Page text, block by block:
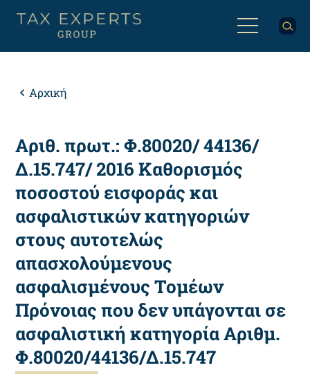
προς
κυρίως
Breadcrumb
Αρχική
Αριθ. πρωτ.: Φ.80020/ 44136/
Δ.15.747/ 2016 Καθορισμός
ποσοστού εισφοράς και
ασφαλιστικών κατηγοριών
στους αυτοτελώς
απασχολούμενους
ασφαλισμένους Τομέων
Πρόνοιας που δεν υπάγονται σε
ασφαλιστική κατηγορία Αριθμ.
Φ.80020/44136/Δ.15.747